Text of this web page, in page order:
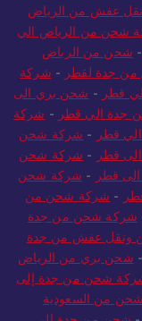
عفش من الرياض
شحن من الرياض الي
- شحن من الرياض
جدة لقطر - شركة
قطر - شحن بري الى
جدة الي قطر - شركة
قطر - شركة شحن
قطر - شركة شحن
قطر - شركة شحن
- شركة شحن من
شركة شحن من جدة
ونقل عفش من جدة
- شحن بري من الرياض
شحن من جدة إلى
شحن من السعودية